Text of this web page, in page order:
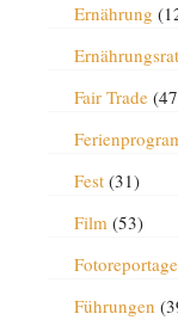
Ernährung
Ernährungsrat
Fair Trade
Fest(31)
Film(53)
Fotoreportage
Führungen